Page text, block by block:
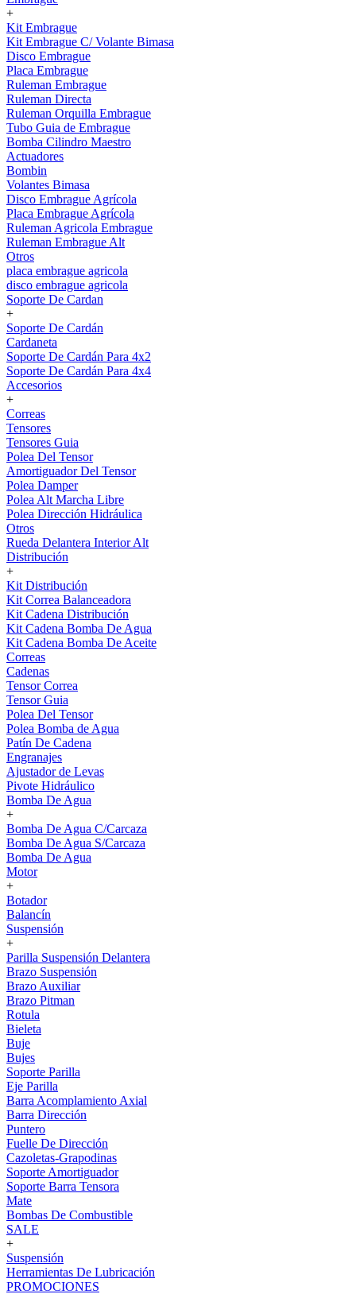
+
Kit Embrague
Kit Embrague C/ Volante Bimasa
Disco Embrague
Placa Embrague
Ruleman Embrague
Ruleman Directa
Ruleman Orquilla Embrague
Tubo Guia de Embrague
Bomba Cilindro Maestro
Actuadores
Bombin
Volantes Bimasa
Disco Embrague Agrícola
Placa Embrague Agrícola
Ruleman Agricola Embrague
Ruleman Embrague Alt
Otros
placa embrague agricola
disco embrague agricola
Soporte De Cardan
+
Soporte De Cardán
Cardaneta
Soporte De Cardán Para 4x2
Soporte De Cardán Para 4x4
Accesorios
+
Correas
Tensores
Tensores Guia
Polea Del Tensor
Amortiguador Del Tensor
Polea Damper
Polea Alt Marcha Libre
Polea Dirección Hidráulica
Otros
Rueda Delantera Interior Alt
Distribución
+
Kit Distribución
Kit Correa Balanceadora
Kit Cadena Distribución
Kit Cadena Bomba De Agua
Kit Cadena Bomba De Aceite
Correas
Cadenas
Tensor Correa
Tensor Guia
Polea Del Tensor
Polea Bomba de Agua
Patín De Cadena
Engranajes
Ajustador de Levas
Pivote Hidráulico
Bomba De Agua
+
Bomba De Agua C/Carcaza
Bomba De Agua S/Carcaza
Bomba De Agua
Motor
+
Botador
Balancín
Suspensión
+
Parilla Suspensión Delantera
Brazo Suspensión
Brazo Auxiliar
Brazo Pitman
Rotula
Bieleta
Buje
Bujes
Soporte Parilla
Eje Parilla
Barra Acomplamiento Axial
Barra Dirección
Puntero
Fuelle De Dirección
Cazoletas-Grapodinas
Soporte Amortiguador
Soporte Barra Tensora
Mate
Bombas De Combustible
SALE
+
Suspensión
Herramientas De Lubricación
PROMOCIONES